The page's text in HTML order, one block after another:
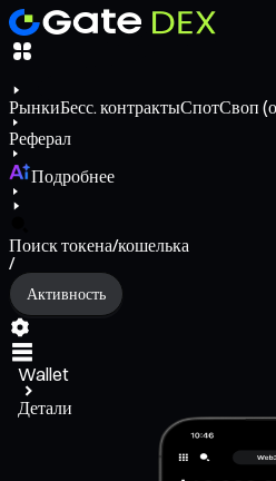
РынкиБесс. контрактыСпотСвоп
Реферал
Подробнее
Поиск токена/кошелька
/
Активность
Wallet
Детали